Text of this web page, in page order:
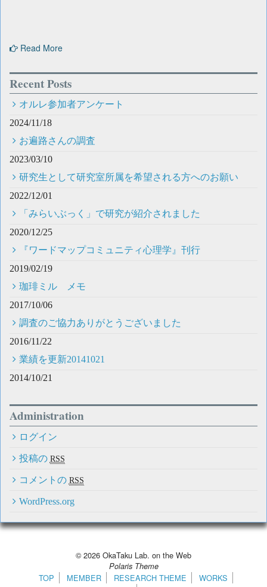
Read More
Recent Posts
オルレ参加者アンケート
2024/11/18
お遍路さんの調査
2023/03/10
研究生として研究室所属を希望される方へのお願い
2022/12/01
「みらいぶっく」で研究が紹介されました
2020/12/25
『ワードマップコミュニティ心理学』刊行
2019/02/19
珈琲ミル メモ
2017/10/06
調査のご協力ありがとうございました
2016/11/22
業績を更新20141021
2014/10/21
Administration
ログイン
投稿の RSS
コメントの RSS
WordPress.org
© 2026 OkaTaku Lab. on the Web
Polaris Theme
TOP MEMBER RESEARCH THEME
WORKS